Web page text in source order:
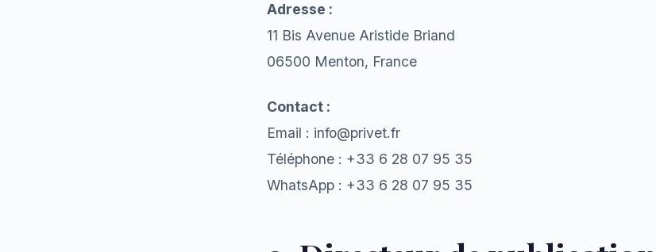
Adresse :
11 Bis Avenue Aristide Briand
06500 Menton, France
Contact :
Email : info@privet.fr
Téléphone : +33 6 28 07 95 35
WhatsApp : +33 6 28 07 95 35